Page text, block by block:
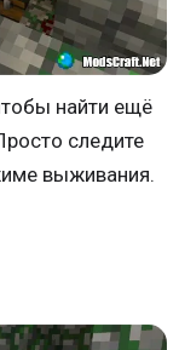
найти ещё
следите
выживания.